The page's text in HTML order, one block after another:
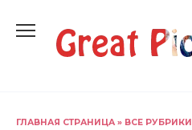
содержанию
ГЛАВНАЯ СТРАНИЦА » ВСЕ РУБРИКИ